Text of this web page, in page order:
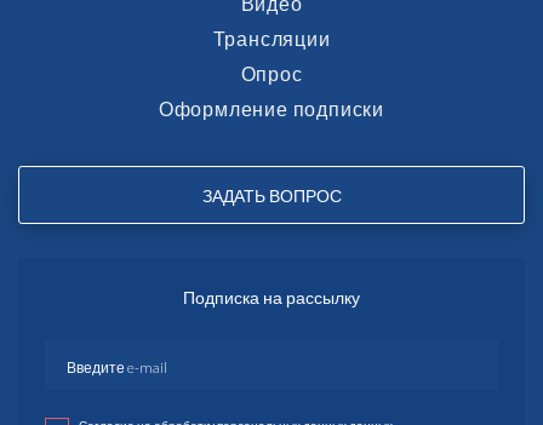
Трансляции
Опрос
Оформление подписки
ЗАДАТЬ ВОПРОС
Подписка на рассылку